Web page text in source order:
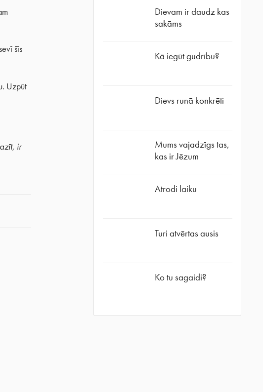
šīs
Uzpūt
ir
Dievam ir daudz kas
sakāms
Kā iegūt gudrību?
Dievs runā konkrēti
Mums vajadzīgs tas,
kas ir Jēzum
Atrodi laiku
Turi atvērtas ausis
Ko tu sagaidi?